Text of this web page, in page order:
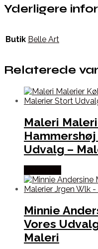
Yderligere
Butik Belle Art
Relaterede
Maleri
Udvalg –
Minnie
Vores
Maleri